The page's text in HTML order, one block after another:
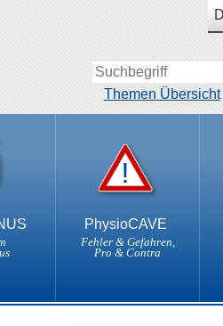
Themen Übersicht
PhysioCAVE
Fehler & Gefahren,
Pro & Contra